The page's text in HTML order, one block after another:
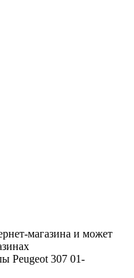
магазина и может
Peugeot 307 01-